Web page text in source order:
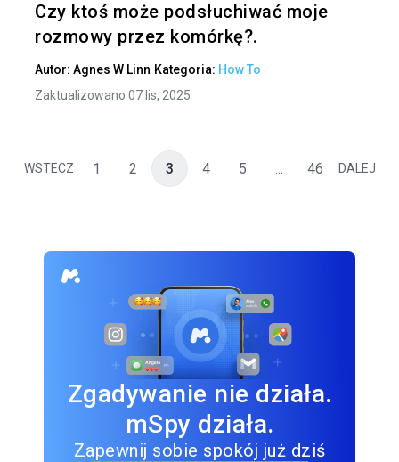
Czy ktoś może podsłuchiwać moje
rozmowy przez komórkę?.
Autor: Agnes W Linn Kategoria: How To
Zaktualizowano 07 lis, 2025
WSTECZ 1 2 3 4 5 ... 46 DALEJ
Zgadywanie nie działa.
mSpy działa.
Zapewnij sobie spokój już dziś